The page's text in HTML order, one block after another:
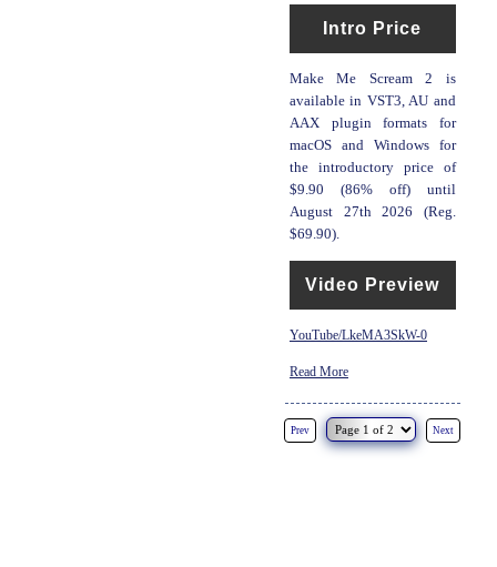
Intro Price
Make Me Scream 2 is
available in VST3, AU and
AAX plugin formats for
macOS and Windows for
the introductory price of
$9.90 (86% off) until
August 27th 2026 (Reg.
$69.90).
Video Preview
YouTube/LkeMA3SkW-0
Read More
Prev Next